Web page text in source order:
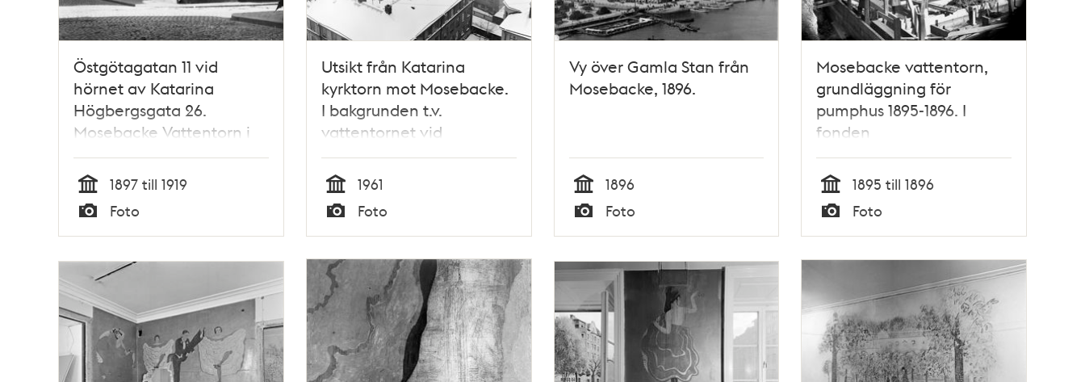
Östgötagatan 11 vid
hörnet av Katarina
Högbergsgata 26.
Mosebacke Vattentorn i
fonden
Tid
1897 till 1919
Typ
Foto
Utsikt från Katarina
kyrktorn mot Mosebacke.
I bakgrunden t.v.
vattentornet vid
Mosebacke
Tid
1961
Typ
Foto
Vy över Gamla Stan från
Mosebacke, 1896.
Tid
1896
Typ
Foto
Mosebacke vattentorn,
grundläggning för
pumphus 1895-1896. I
fonden
byggnadsställningar för
själva tornet, där de
nedersta delarna är
uppmurade till ca 5
meters höjd. Arkitekt:
Ferdinand Boberg
Tid
1895 till 1896
Typ
Foto